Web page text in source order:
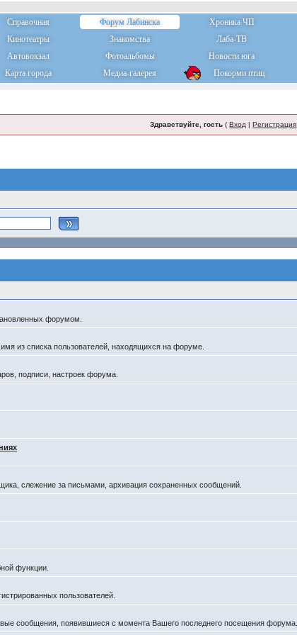
Справочная Форум Лабинска
Хроника ЧП
Кинотеатры Знакомства
Лаба-ТВ
Автовокзал Фотоальбомы
Новости юга
Карта города Медиа-галерея Покорми птиц
Здравствуйте, гость (Вход |Регистрация
форумом.
из списка пользователей, находящихся на форуме.
подписи, настроек форума.
слежение за письмами, архивация сохраненных сообщений.
функции.
пользователей.
сообщения, появившиеся с момента Вашего последнего посещения форума.